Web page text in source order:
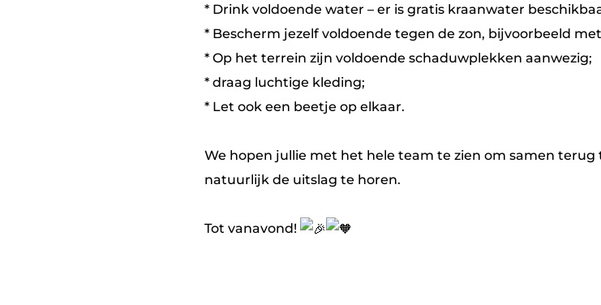
* Drink voldoende water – er is gratis kraanwater
* Bescherm jezelf voldoende tegen de zon, bijvoorbeeld
* Op het terrein zijn voldoende schaduwplekken aanwezig;
* draag luchtige kleding;
* Let ook een beetje op elkaar.
We hopen jullie met het hele team te zien om samen terug
natuurlijk de uitslag te horen.
Tot vanavond!